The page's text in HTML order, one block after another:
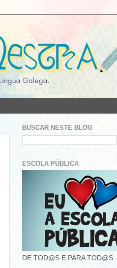
BUSCAR NESTE BLOG
ESCOLA PÚBLICA
DE TOD@S E PARA TOD@S